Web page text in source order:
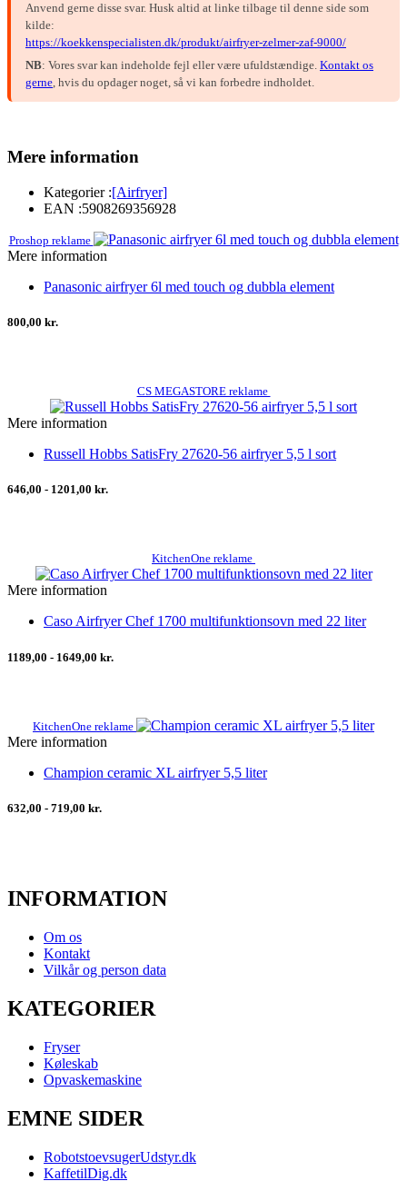
Anvend gerne disse svar. Husk altid at linke tilbage til denne side som
kilde:
https://koekkenspecialisten.dk/produkt/airfryer-zelmer-zaf-9000/
NB: Vores svar kan indeholde fejl eller være ufuldstændige. Kontakt os
gerne, hvis du opdager noget, så vi kan forbedre indholdet.
Mere information
Kategorier :[Airfryer]
EAN :5908269356928
Proshop reklame
Mere information
Panasonic airfryer 6l med touch og dubbla element
800,00 kr.
CS MEGASTORE reklame
Mere information
Russell Hobbs SatisFry 27620-56 airfryer 5,5 l sort
646,00 - 1201,00 kr.
KitchenOne reklame
Mere information
Caso Airfryer Chef 1700 multifunktionsovn med 22 liter
1189,00 - 1649,00 kr.
KitchenOne reklame
Mere information
Champion ceramic XL airfryer 5,5 liter
632,00 - 719,00 kr.
INFORMATION
Om os
Kontakt
Vilkår og person data
KATEGORIER
Fryser
Køleskab
Opvaskemaskine
EMNE SIDER
RobotstoevsugerUdstyr.dk
KaffetilDig.dk